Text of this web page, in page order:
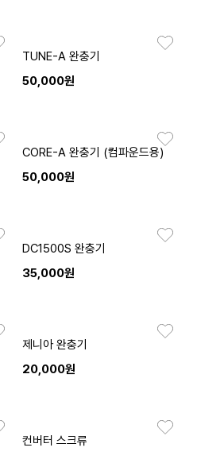
TUNE-A 완충기
50,000원
CORE-A 완충기 (컴파운드용)
50,000원
DC1500S 완충기
35,000원
제니아 완충기
20,000원
컨버터 스크류